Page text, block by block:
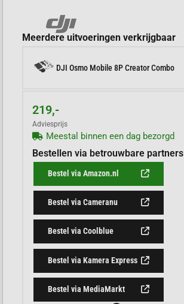
Meerdere uitvoeringen verkrijgbaar
DJI Osmo Mobile 8P Creator Combo
219,-
Adviesprijs
Meestal binnen een dag bezorgd
Bestellen via betrouwbare partners
Bestel via Amazon.nl
Bestel via Cameranu
Bestel via Coolblue
Bestel via Kamera Express
Bestel via MediaMarkt